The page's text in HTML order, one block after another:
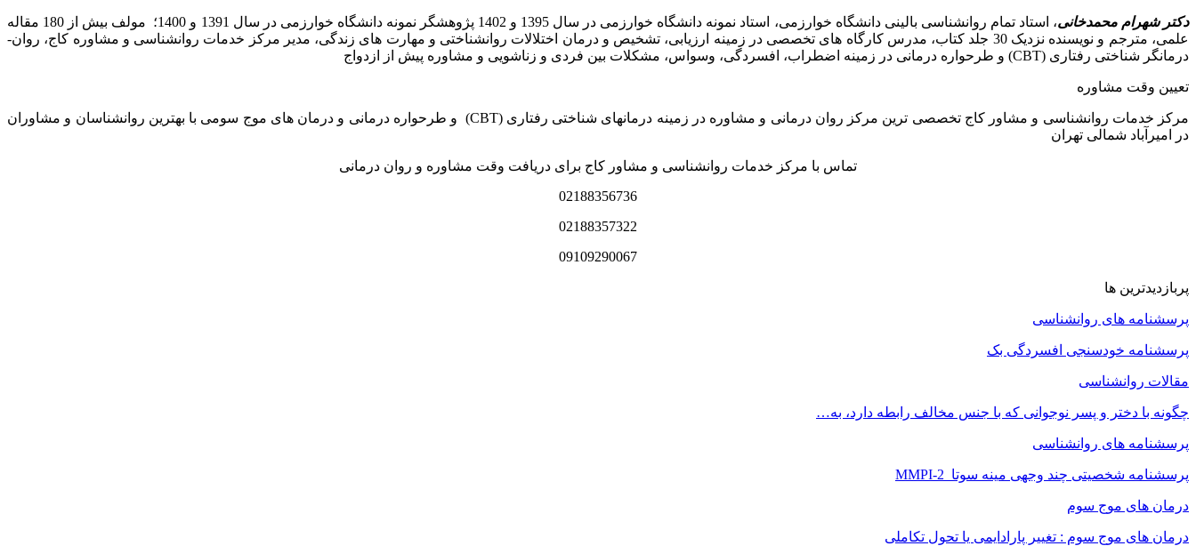
دکتر شهرام محمدخانی
، استاد تمام روانشناسی بالینی دانشگاه خوارزمی، استاد نمونه دانشگاه خوارزمی در سال 1395 و 1402 پژوهشگر نمونه دانشگاه خوارزمی در سال 1391 و 1400؛ مولف بیش از 180 مقاله
علمی، مترجم و نویسنده نزدیک 30 جلد کتاب، مدرس کارگاه­ های تخصصی در زمینه ارزیابی، تشخیص و درمان اختلالات روانشناختی و مهارت های زندگی، مدیر مرکز خدمات روانشناسی و مشاوره کاج، روان­
درمانگر شناختی رفتاری (CBT) و طرحواره درمانی در زمینه اضطراب، افسردگی، وسواس، مشکلات بین فردی و زناشویی و مشاوره پیش از ازدواج
تعیین وقت مشاوره
مرکز خدمات روانشناسی و مشاور کاج تخصصی‏ ترین مرکز روان درمانی و مشاوره در زمینه درمان‏های شناختی رفتاری (CBT) و طرحواره درمانی و درمان های موج سومی با بهترین روانشناسان و مشاوران
در امیرآباد شمالی تهران
تماس با مرکز خدمات روانشناسی و مشاور کاج برای دریافت وقت مشاوره و روان درمانی
02188356736
02188357322
09109290067
پربازدیدترین ها
پرسشنامه های روانشناسی
پرسشنامه خودسنجی افسردگی بک
مقالات روانشناسی
چگونه با دختر و پسر نوجوانی که با جنس مخالف رابطه دارد، به…
پرسشنامه های روانشناسی
پرسشنامه شخصیتی چند وجهی مینه سوتا MMPI-2
درمان های موج سوم
درمان های موج سوم : تغییر پارادایمی یا تحول تکاملی